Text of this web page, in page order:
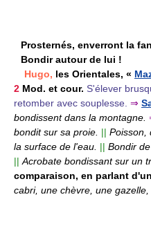
Prosternés, enverront la
Bondir autour de lui !
Hugo, les Orientales, «
2 Mod. et cour. S'élever
retomber avec souplesse. ⇒
bondissent dans la montagne.
bondit sur sa proie. || Poisson,
la surface de l'eau. || Bondir
|| Acrobate bondissant sur un
comparaison, en parlant
cabri, une chèvre, une gazelle,